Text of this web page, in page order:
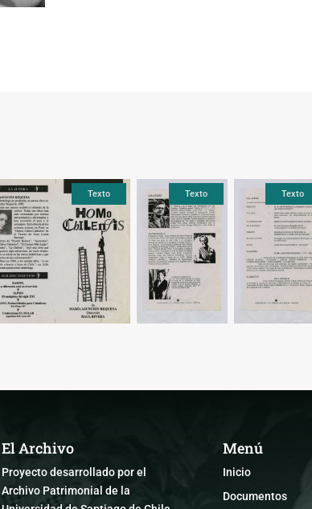
Texto Texto Texto Texto
El Archivo
Proyecto desarrollado por el
Archivo Patrimonial de la
Menú
Inicio
Documentos